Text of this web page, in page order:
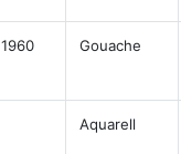
1960 Gouache
Aquarell